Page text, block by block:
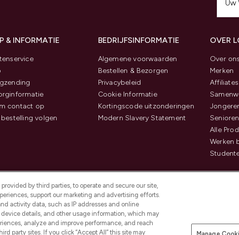
Uw
& INFORMATIE
contact op
bestelling volgen
BEDRIJFSINFORMATIE
Algemene voorwaarden
Bestellen & Bezorgen
Privacybeleid
Cookie Informatie
Kortingscode uitzonderingen
Modern Slavery Statement
OVER
Over ons
Merken
Affiliates
Alle
Werken
Betaal veilig met
by third parties, to operate and secure our site,
support our marketing and advertising efforts.
activity data, such as IP addresses and online
details, and other usage information, which may
analyze and improve performance, and reach
party sites. If you click “Accept All” this site may